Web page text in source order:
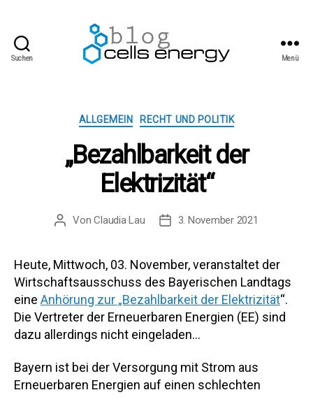
Suchen Menü
Kategorien
ALLGEMEIN RECHT UND POLITIK
„Bezahlbarkeit der
Elektrizität“
Beitragsautor
VonClaudia Lau Beitragsdatum
3. November 2021
Heute, Mittwoch, 03. November, veranstaltet der
Wirtschaftsausschuss des Bayerischen Landtags
eine Anhörung zur „Bezahlbarkeit der Elektrizität“.
Die Vertreter der Erneuerbaren Energien (EE) sind
dazu allerdings nicht eingeladen…
Bayern ist bei der Versorgung mit Strom aus
Erneuerbaren Energien auf einen schlechten